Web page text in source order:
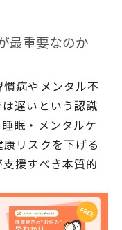
最重要なのか
病やメンタル不
遅いという認識
眠・メンタルケ
リスクを下げる
援すべき本質的